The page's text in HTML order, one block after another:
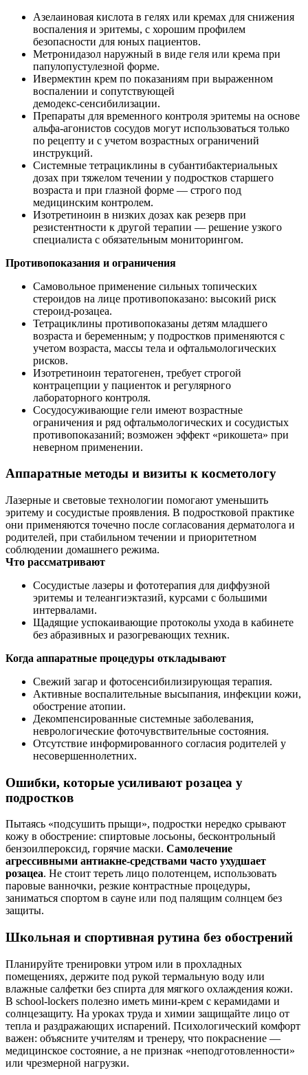
Азелаиновая кислота в гелях или кремах для снижения
воспаления и эритемы, с хорошим профилем
безопасности для юных пациентов.
Метронидазол наружный в виде геля или крема при
папулопустулезной форме.
Ивермектин крем по показаниям при выраженном
воспалении и сопутствующей
демодекс‑сенсибилизации.
Препараты для временного контроля эритемы на основе
альфа‑агонистов сосудов могут использоваться только
по рецепту и с учетом возрастных ограничений
инструкций.
Системные тетрациклины в субантибактериальных
дозах при тяжелом течении у подростков старшего
возраста и при глазной форме — строго под
медицинским контролем.
Изотретиноин в низких дозах как резерв при
резистентности к другой терапии — решение узкого
специалиста с обязательным мониторингом.
Противопоказания и ограничения
Самовольное применение сильных топических
стероидов на лице противопоказано: высокий риск
стероид‑розацеа.
Тетрациклины противопоказаны детям младшего
возраста и беременным; у подростков применяются с
учетом возраста, массы тела и офтальмологических
рисков.
Изотретиноин тератогенен, требует строгой
контрацепции у пациенток и регулярного
лабораторного контроля.
Сосудосуживающие гели имеют возрастные
ограничения и ряд офтальмологических и сосудистых
противопоказаний; возможен эффект «рикошета» при
неверном применении.
Аппаратные методы и визиты к косметологу
Лазерные и световые технологии помогают уменьшить
эритему и сосудистые проявления. В подростковой практике
они применяются точечно после согласования дерматолога и
родителей, при стабильном течении и приоритетном
соблюдении домашнего режима.
Что рассматривают
Сосудистые лазеры и фототерапия для диффузной
эритемы и телеангиэктазий, курсами с большими
интервалами.
Щадящие успокаивающие протоколы ухода в кабинете
без абразивных и разогревающих техник.
Когда аппаратные процедуры откладывают
Свежий загар и фотосенсибилизирующая терапия.
Активные воспалительные высыпания, инфекции кожи,
обострение атопии.
Декомпенсированные системные заболевания,
неврологические фоточувствительные состояния.
Отсутствие информированного согласия родителей у
несовершеннолетних.
Ошибки, которые усиливают розацеа у
подростков
Пытаясь «подсушить прыщи», подростки нередко срывают
кожу в обострение: спиртовые лосьоны, бесконтрольный
бензоилпероксид, горячие маски. Самолечение
агрессивными антиакне‑средствами часто ухудшает
розацеа. Не стоит тереть лицо полотенцем, использовать
паровые ванночки, резкие контрастные процедуры,
заниматься спортом в сауне или под палящим солнцем без
защиты.
Школьная и спортивная рутина без обострений
Планируйте тренировки утром или в прохладных
помещениях, держите под рукой термальную воду или
влажные салфетки без спирта для мягкого охлаждения кожи.
В school‑lockers полезно иметь мини‑крем с керамидами и
солнцезащиту. На уроках труда и химии защищайте лицо от
тепла и раздражающих испарений. Психологический комфорт
важен: объясните учителям и тренеру, что покраснение —
медицинское состояние, а не признак «неподготовленности»
или чрезмерной нагрузки.